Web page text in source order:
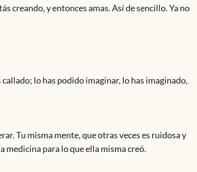
creando, y entonces amas. Así de sencillo. Ya no
callado; lo has podido imaginar, lo has imaginado,
Tu misma mente, que otras veces es ruidosa y
medicina para lo que ella misma creó.